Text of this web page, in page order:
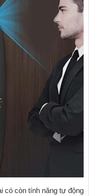
có còn tính năng tự động